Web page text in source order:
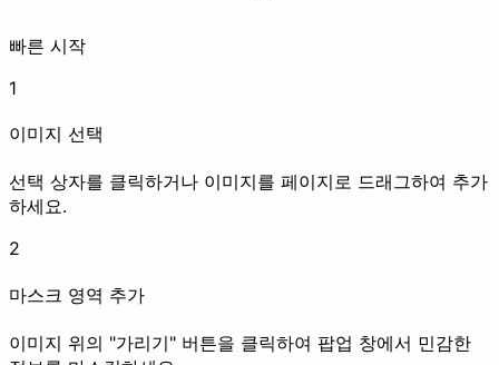
화질 개선
빠른 시작
1
이미지 선택
선택 상자를 클릭하거나 이미지를 페이지로 드래그하여 추가
하세요.
2
마스크 영역 추가
이미지 위의 "가리기" 버튼을 클릭하여 팝업 창에서 민감한